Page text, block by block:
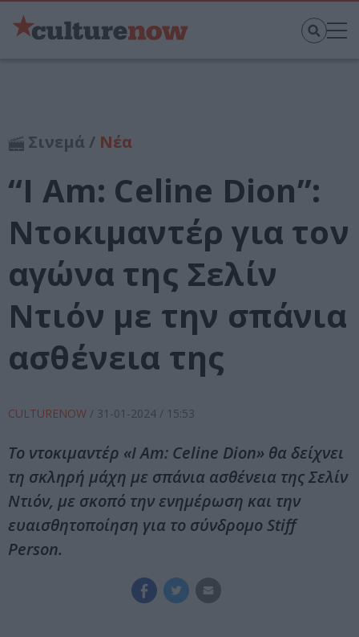
Σινεμά / Νέα
“I Am: Celine Dion”:
Ντοκιμαντέρ για τον
αγώνα της Σελίν
Ντιόν με την σπάνια
ασθένεια της
CULTURENOW / 31-01-2024 / 15:53
Το ντοκιμαντέρ «I Am: Celine Dion» θα δείχνει
τη σκληρή μάχη με σπάνια ασθένεια της Σελίν
Ντιόν, με σκοπό την ενημέρωση και την
ευαισθητοποίηση για το σύνδρομο Stiff
Person.